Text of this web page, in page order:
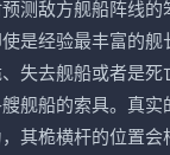
测敌方舰船阵线的
是经验最丰富的舰
失去舰船或者是死
舰船的索具。真实
，其桅横杆的位置